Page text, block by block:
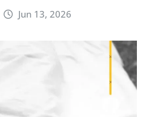
Jun 13, 2026